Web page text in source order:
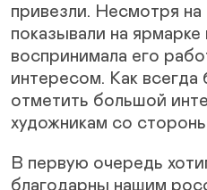
привезли. Несмотря
показывали на ярмарке
воспринимала его
интересом. Как всегда
отметить большой
художникам со
В первую очередь
благодарны нашим